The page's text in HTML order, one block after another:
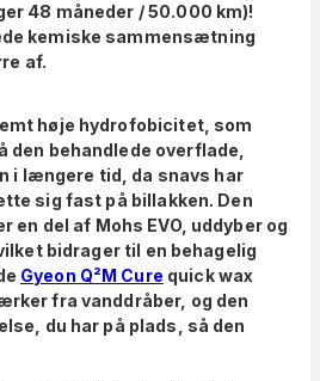
48 måneder / 50.000 km)!
kemiske sammensætning
af.
høje hydrofobicitet, som
den behandlede overflade,
i længere tid, da snavs har
sig fast på billakken. Den
en del af Mohs EVO, uddyber og
bidrager til en behagelig
Gyeon Q²M Cure quick wax
fra vanddråber, og den
du har på plads, så den